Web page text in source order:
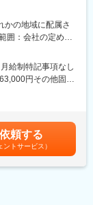
ェクトマネージャ
アに挑戦してい
島
栃木・群馬
スタート可能
全性（副作用や
く伝えます
社へ届け、より良
かの地域に配属さ
囲：会社の定める
給制特記事項なし
円その他固定
報酬改定年1回■
(3ヶ月の試用期間
額であり、選考を
固定手当を含めた
頼する
ントサービス）